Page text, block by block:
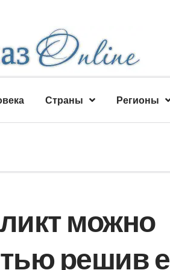
Страны Регионы
можно
решив